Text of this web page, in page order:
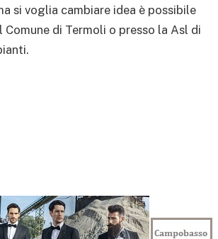
si voglia cambiare idea è possibile
di Termoli o presso la Asl di